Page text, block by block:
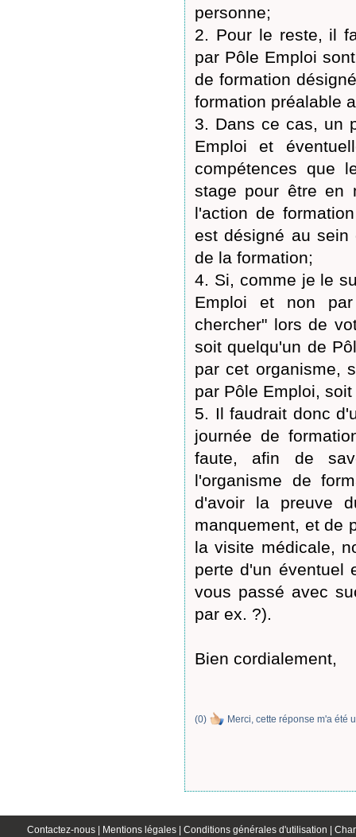
personne;
2. Pour le reste, il
par Pôle Emploi
de formation
formation préalable
3. Dans ce cas, un
Emploi et
compétences que
stage pour être en
l'action de
est désigné au sein
de la formation;
4. Si, comme je le
Emploi et non
chercher" lors de
soit quelqu'un de
par cet organisme,
par Pôle Emploi,
5. Il faudrait donc
journée de
faute, afin de
l'organisme de
d'avoir la preuve
manquement, et de
la visite médicale,
perte d'un éventuel
vous passé avec
par ex. ?).
Bien cordialement,
(0) Merci, cette réponse m'a été
Contactez-nous | Mentions légales | Conditions générales d'utilisation |